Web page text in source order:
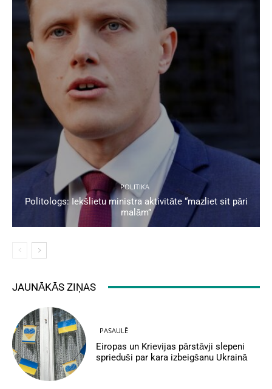
POLITIKA
Politologs: Iekšlietu ministra aktivitāte “mazliet sit pāri
malām”
JAUNĀKĀS ZIŅAS
PASAULĒ
Eiropas un Krievijas pārstāvji slepeni
sprieduši par kara izbeigšanu Ukrainā